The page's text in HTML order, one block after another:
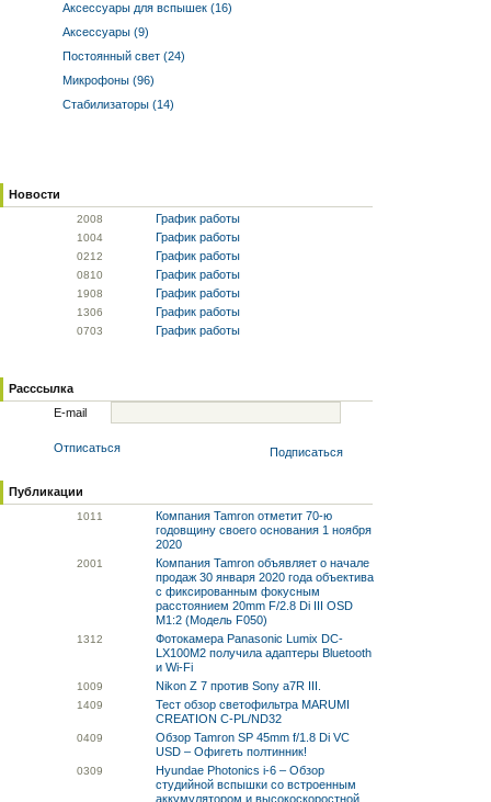
Аксессуары для вспышек (16)
Аксессуары (9)
Постоянный свет (24)
Микрофоны (96)
Стабилизаторы (14)
Новости
2008 График работы
1004 График работы
0212 График работы
0810 График работы
1908 График работы
1306 График работы
0703 График работы
Расссылка
E-mail
Отписаться Подписаться
Публикации
1011
Компания Tamron отметит 70-ю
годовщину своего основания 1 ноября
2020
2001
Компания Tamron объявляет о начале
продаж 30 января 2020 года объектива
с фиксированным фокусным
расстоянием 20mm F/2.8 Di III OSD
M1:2 (Модель F050)
1312
Фотокамера Panasonic Lumix DC-
LX100M2 получила адаптеры Bluetooth
и Wi-Fi
1009 Nikon Z 7 против Sony a7R III.
1409
Тест обзор светофильтра MARUMI
CREATION C-PL/ND32
0409
Обзор Tamron SP 45mm f/1.8 Di VC
USD – Офигеть полтинник!
0309
Hyundae Photonics i-6 – Обзор
студийной вспышки со встроенным
аккумулятором и высокоскоростной